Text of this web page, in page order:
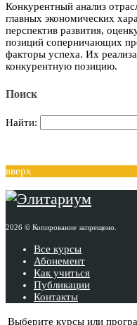
Конкурентный анализ
главных экономических
перспектив развития,
позиций соперничающих
факторы успеха. Их
конкурентную позицию.
Поиск
Найти:
вверх
2026 © Копирование запрещено.
Все курсы
Абонемент
Как учиться
Публикации
Контакты
Выберите курсы или